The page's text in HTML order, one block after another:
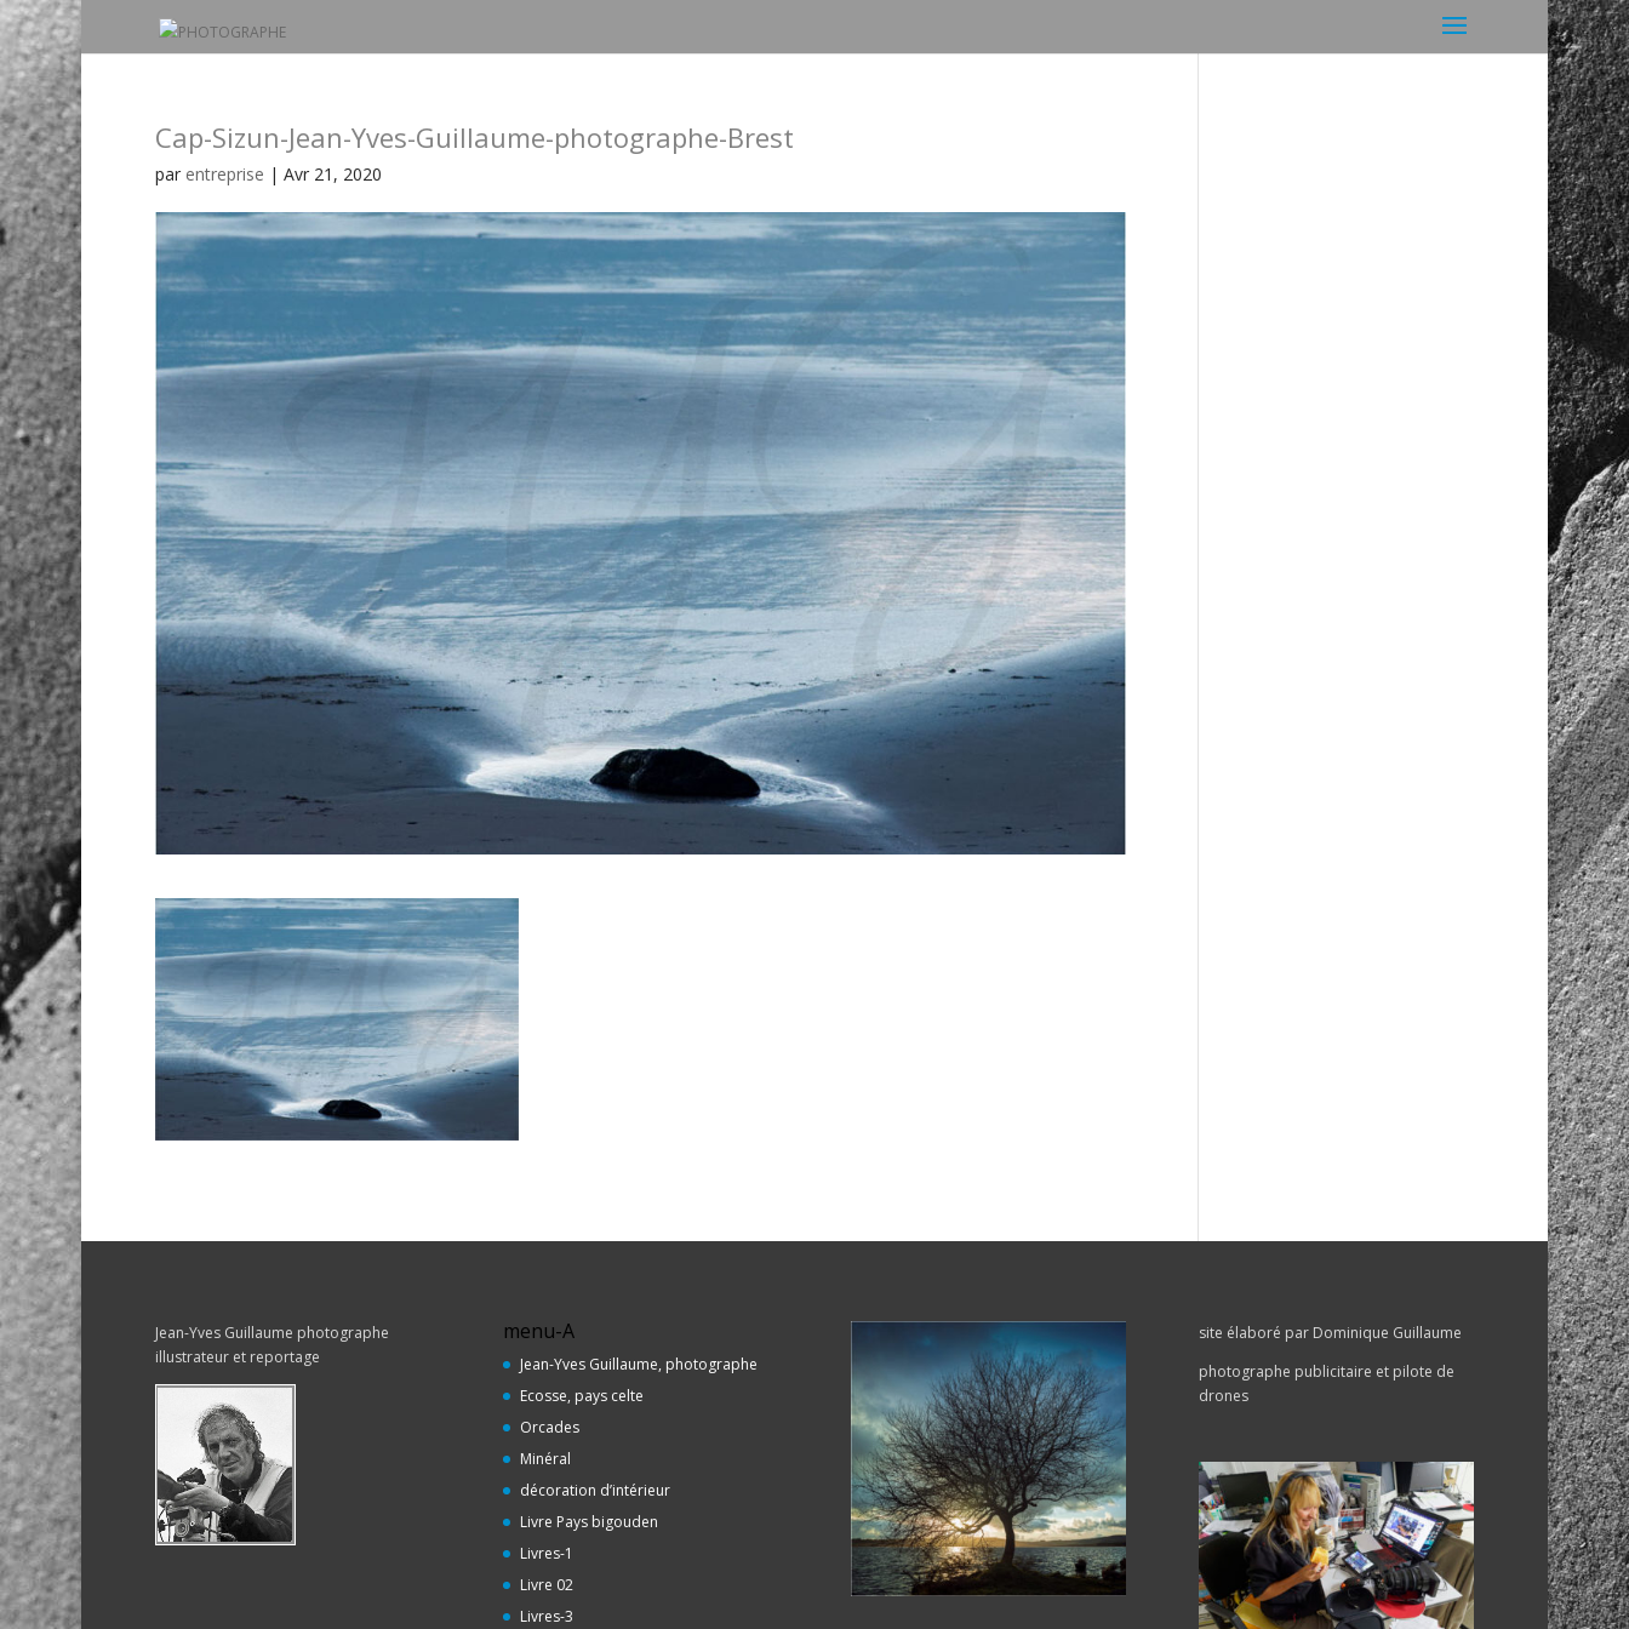
Cap-Sizun-Jean-Yves-Guillaume-photographe-Brest
par entreprise | Avr 21, 2020
Jean-Yves Guillaume photographe
illustrateur et reportage
menu-A
Jean-Yves Guillaume, photographe
Ecosse, pays celte
Orcades
Minéral
décoration d’intérieur
Livre Pays bigouden
Livres-1
Livre 02
Livres-3
site élaboré par Dominique Guillaume
photographe publicitaire et pilote de
drones